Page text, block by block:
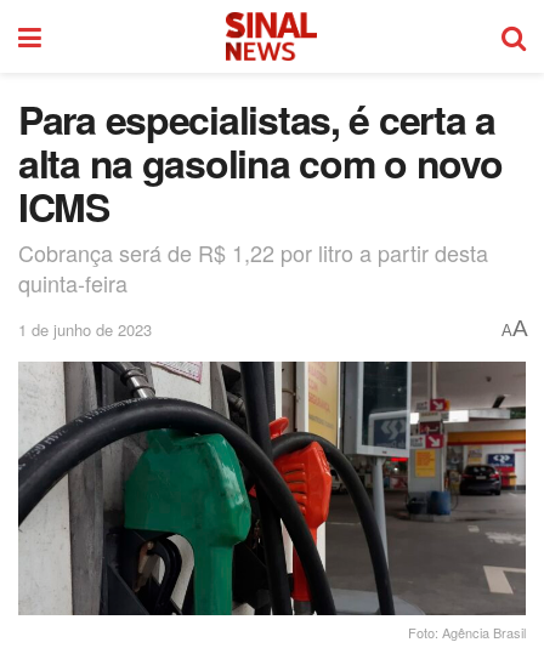
Para especialistas, é certa a
alta na gasolina com o novo
ICMS
Cobrança será de R$ 1,22 por litro a partir desta
quinta-feira
1 de junho de 2023 AA
Foto: Agência Brasil